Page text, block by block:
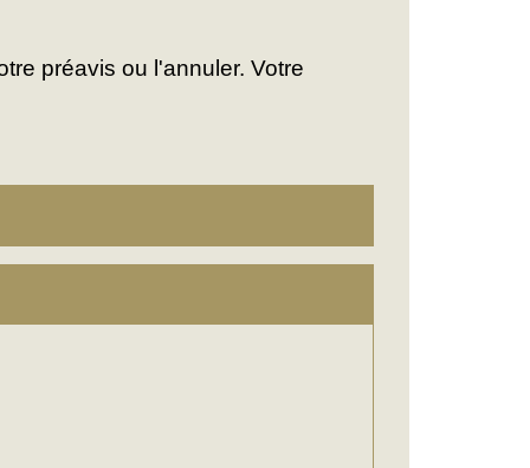
préavis ou l'annuler. Votre